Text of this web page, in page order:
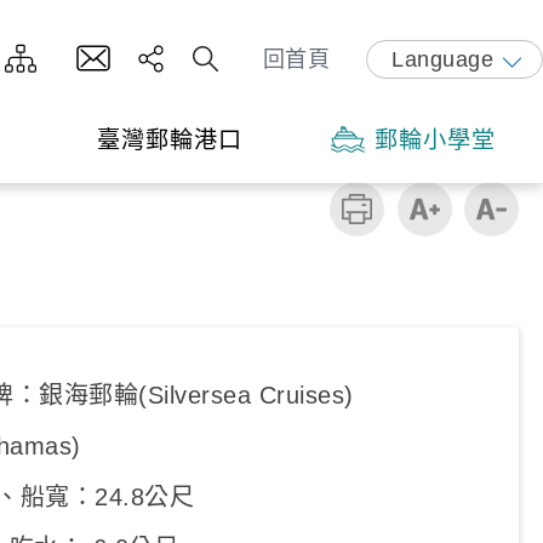
回首頁 Language
臺灣郵輪港口 郵輪小學堂
：銀海郵輪(Silversea Cruises)
船寬：24.8公尺